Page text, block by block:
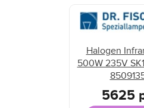
Halogen
500W 235V
5625